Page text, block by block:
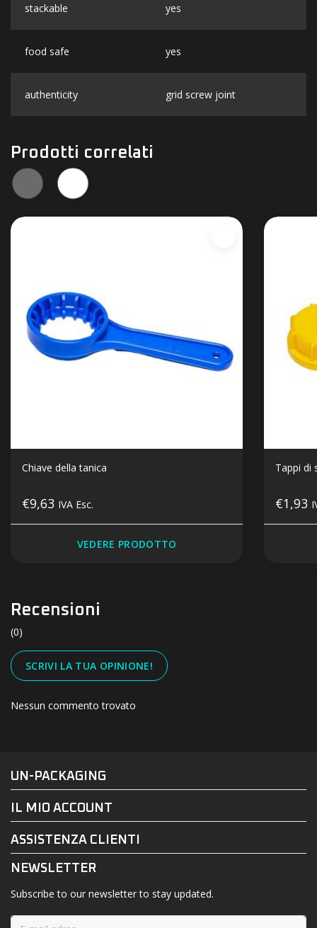
stackable yes
food safe yes
authenticity grid screw joint
Prodotti correlati
Chiave della tanica
€9,63 IVA Esc.
VEDERE PRODOTTO
Tappi di
€1,93
Recensioni
(0)
SCRIVI LA TUA OPINIONE!
Nessun commento trovato
FACEBOOK
UN-PACKAGING
IL MIO ACCOUNT
ASSISTENZA CLIENTI
NEWSLETTER
Subscribe to our newsletter to stay updated.